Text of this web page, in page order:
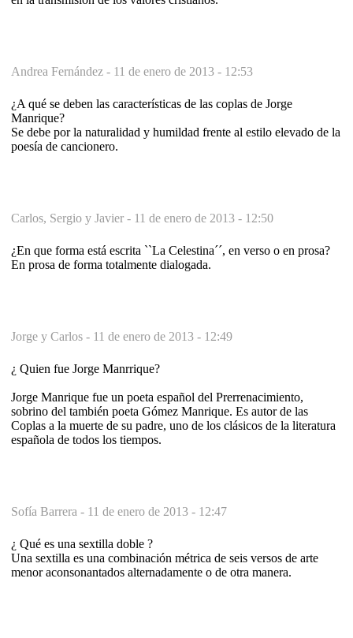
Andrea Fernández - 11 de enero de 2013 - 12:53
¿A qué se deben las características de las coplas de Jorge
Manrique?
Se debe por la naturalidad y humildad frente al estilo elevado de la
poesía de cancionero.
Carlos, Sergio y Javier - 11 de enero de 2013 - 12:50
¿En que forma está escrita ``La Celestina´´, en verso o en prosa?
En prosa de forma totalmente dialogada.
Jorge y Carlos - 11 de enero de 2013 - 12:49
¿ Quien fue Jorge Manrrique?
Jorge Manrique fue un poeta español del Prerrenacimiento,
sobrino del también poeta Gómez Manrique. Es autor de las
Coplas a la muerte de su padre, uno de los clásicos de la literatura
española de todos los tiempos.
Sofía Barrera - 11 de enero de 2013 - 12:47
¿ Qué es una sextilla doble ?
Una sextilla es una combinación métrica de seis versos de arte
menor aconsonantados alternadamente o de otra manera.